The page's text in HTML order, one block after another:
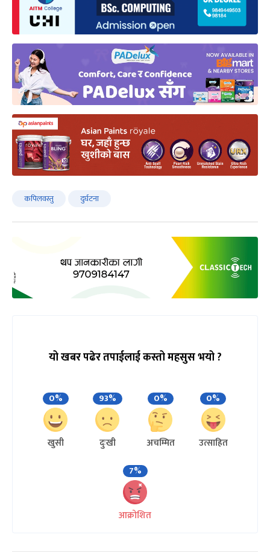
कपिलवस्तु दुर्घटना
यो खबर पढेर तपाईलाई कस्तो महसुस भयो ?
0%
खुसी
93%
दुःखी
0%
अचम्मित
0%
उत्साहित
7%
आक्रोशित